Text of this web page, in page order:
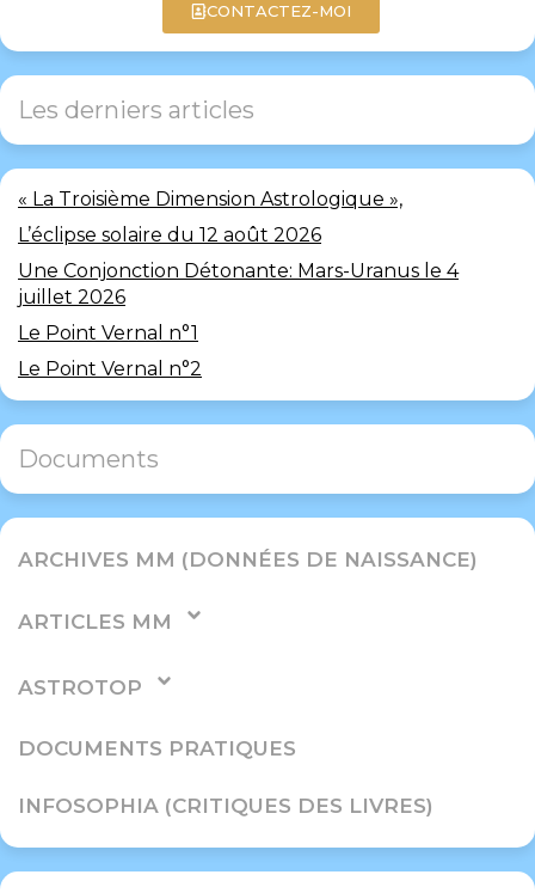
CONTACTEZ-MOI
Les derniers articles
« La Troisième Dimension Astrologique »,
L’éclipse solaire du 12 août 2026
Une Conjonction Détonante: Mars-Uranus le 4
juillet 2026
Le Point Vernal n°1
Le Point Vernal n°2
Documents
ARCHIVES MM (DONNÉES DE NAISSANCE)
ARTICLES MM
ASTROTOP
DOCUMENTS PRATIQUES
INFOSOPHIA (CRITIQUES DES LIVRES)